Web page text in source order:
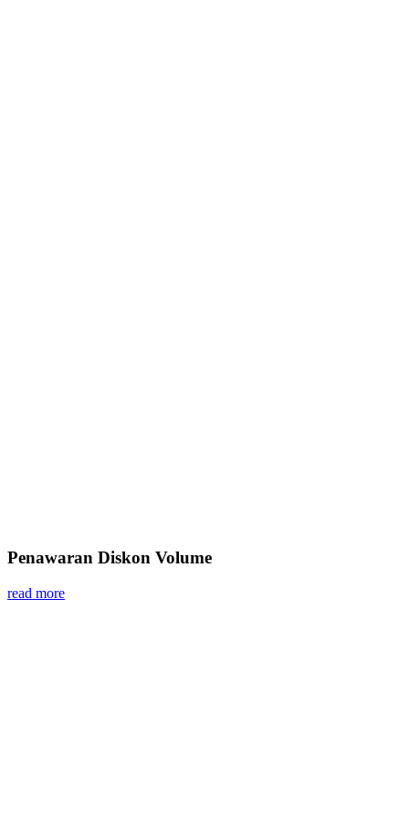
Penawaran Diskon Volume
read more